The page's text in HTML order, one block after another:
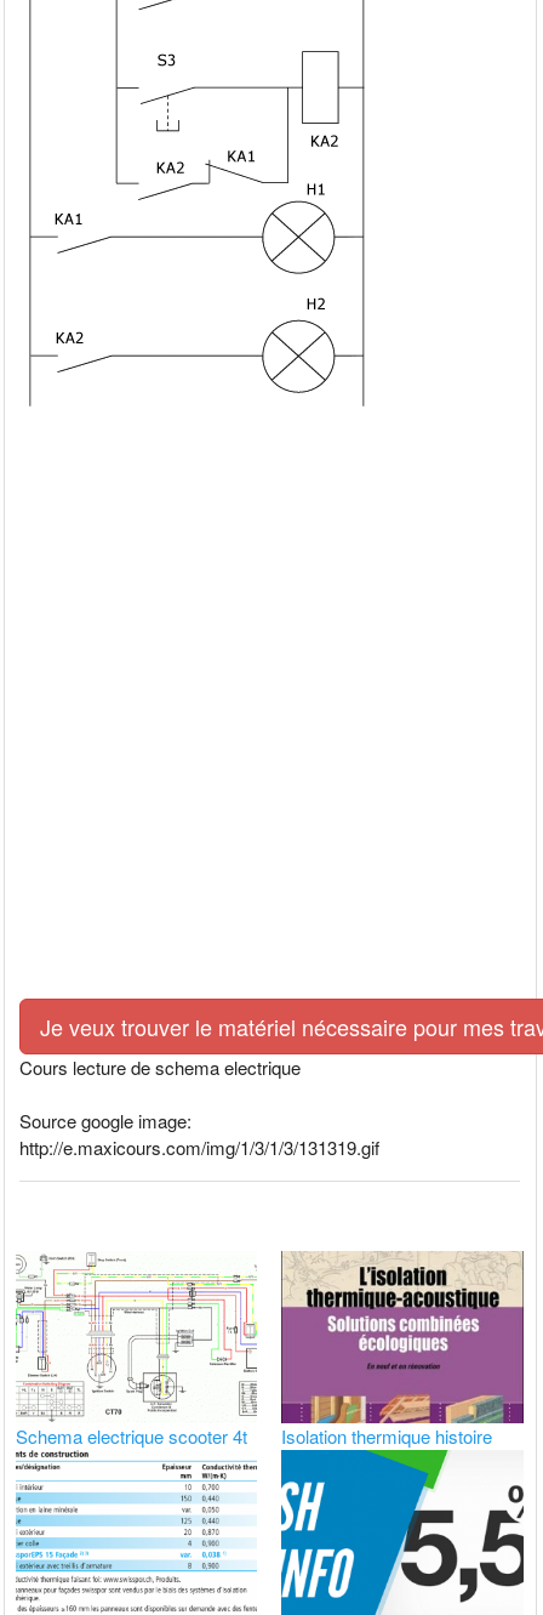
Je veux trouver le matériel nécessaire pour mes
Cours lecture de schema electrique
Source google image:
http://e.maxicours.com/img/1/3/1/3/131319.gif
Schema electrique scooter 4t Isolation thermique histoire